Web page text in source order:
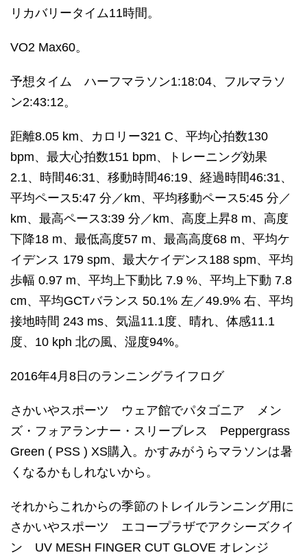
リカバリータイム11時間。
VO2 Max60。
予想タイム ハーフマラソン1:18:04、フルマラソ
ン2:43:12。
距離8.05 km、カロリー321 C、平均心拍数130
bpm、最大心拍数151 bpm、トレーニング効果
2.1、時間46:31、移動時間46:19、経過時間46:31、
平均ペース5:47 分／km、平均移動ペース5:45 分／
km、最高ペース3:39 分／km、高度上昇8 m、高度
下降18 m、最低高度57 m、最高高度68 m、平均ケ
イデンス 179 spm、最大ケイデンス188 spm、平均
歩幅 0.97 m、平均上下動比 7.9 %、平均上下動 7.8
cm、平均GCTバランス 50.1% 左／49.9% 右、平均
接地時間 243 ms、気温11.1度、晴れ、体感11.1
度、10 kph 北の風、湿度94%。
2016年4月8日のランニングライフログ
さかいやスポーツ ウェア館でパタゴニア メン
ズ・フォアランナー・スリーブレス Peppergrass
Green ( PSS ) XS購入。かすみがうらマラソンは暑
くなるかもしれないから。
それからこれからの季節のトレイルランニング用に
さかいやスポーツ エコープラザでアクシーズクイ
ン UV MESH FINGER CUT GLOVE オレンジ